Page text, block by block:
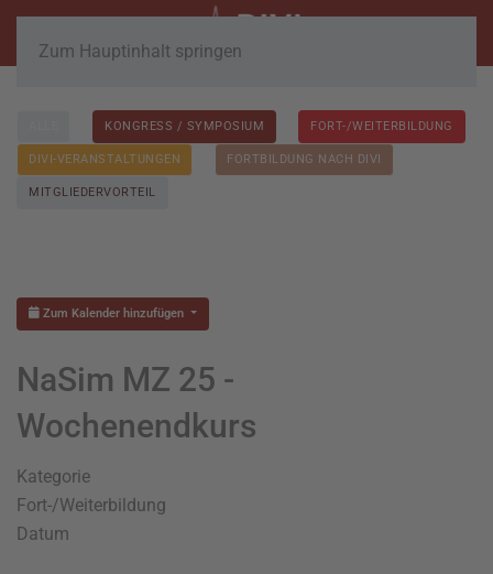
Zum Hauptinhalt springen
KONGRESS / SYMPOSIUM FORT-/WEITERBILDUNG
DIVI-VERANSTALTUNGEN FORTBILDUNG NACH DIVI
MITGLIEDERVORTEIL
Zum Kalender hinzufügen
NaSim MZ 25 -
Wochenendkurs
Kategorie
Fort-/Weiterbildung
Datum